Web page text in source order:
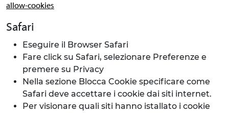
allow-cookies
Safari
Eseguire il Browser Safari
Fare click su Safari, selezionare Preferenze e
premere su Privacy
Nella sezione Blocca Cookie specificare come
Safari deve accettare i cookie dai siti internet.
Per visionare quali siti hanno istallato i cookie